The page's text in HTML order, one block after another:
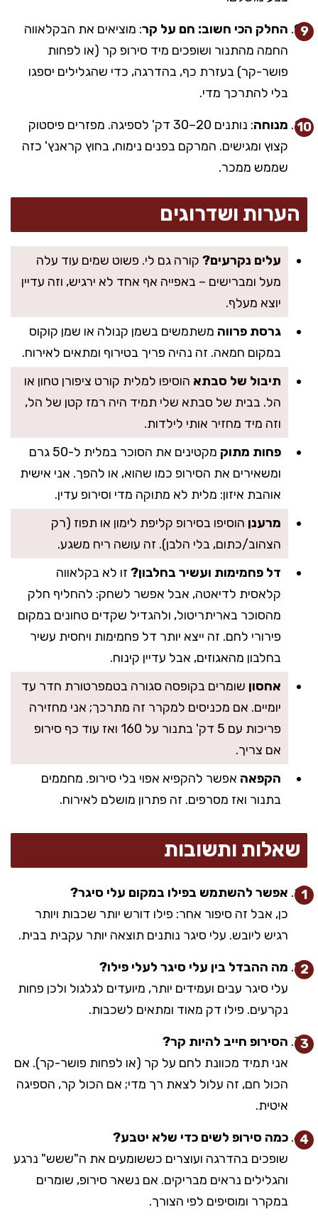
החלק הכי חשוב: חם על קר: מוציאים את הבקלאווה
החמה מהתנור ושופכים מיד סירופ קר (או לפחות
פושר-קר) בעזרת כף, בהדרגה, כדי שהגלילים יספגו
בלי להתרכך מדי.
מנוחה
: נותנים 20–30 דק' לספיגה. מפזרים פיסטוק
קצוץ ומגישים. המרקם בפנים נימוח, בחוץ קראנץ' כזה
שממש ממכר.
הערות ושדרוגים
עלים נקרעים? קורה גם לי. פשוט שמים עוד עלה
מעל ומברישים – באפייה אף אחד לא ירגיש, וזה עדיין
יוצא מעלף.
גרסת פרווה משתמשים בשמן קנולה או שמן קוקוס
במקום חמאה. זה נהיה פריך בטירוף ומתאים לאירוח.
תיבול של סבתא הוסיפו למלית קורט ציפורן טחון או
הל. בבית של סבתא שלי תמיד היה רמז קטן של הל,
וזה מיד מחזיר אותי לילדות.
פחות מתוק
מקטינים את הסוכר במלית ל-50 גרם
ומשאירים את הסירופ כמו שהוא, או להפך. אני אישית
אוהבת איזון: מלית לא מתוקה מדי וסירופ עדין.
מרענן הוסיפו בסירופ קליפת לימון או תפוז (רק
הצהוב/כתום, בלי הלבן). זה עושה ריח משגע.
דל פחמימות ועשיר בחלבון? זו לא בקלאווה
קלאסית לדיאטה, אבל אפשר לשחק: להחליף חלק
מהסוכר באריתריטול, ולהגדיל שקדים טחונים במקום
פירורי לחם. זה ייצא יותר דל פחמימות ויחסית עשיר
בחלבון מהאגוזים, אבל עדיין קינוח.
אחסון שומרים בקופסה סגורה בטמפרטורת חדר עד
יומיים. אם מכניסים למקרר זה מתרכך; אני מחזירה
פריכות עם 5 דק' בתנור על 160 ואז עוד כף סירופ
אם צריך.
הקפאה אפשר להקפיא אפוי בלי סירופ. מחממים
בתנור ואז מסרפים. זה פתרון מושלם לאירוח.
שאלות ותשובות
אפשר להשתמש בפילו במקום עלי סיגר?
כן, אבל זה סיפור אחר: פילו דורש יותר שכבות ויותר
רגיש ליובש. עלי סיגר נותנים תוצאה יותר עקבית בבית.
מה ההבדל בין עלי סיגר לעלי פילו?
עלי סיגר עבים ועמידים יותר, מיועדים לגלגול ולכן פחות
נקרעים. פילו דק מאוד ומתאים לשכבות.
הסירופ חייב להיות קר?
אני תמיד מכוונת לחם על קר (או לפחות פושר-קר). אם
הכול חם, זה עלול לצאת רך מדי; אם הכול קר, הספיגה
איטית.
כמה סירופ לשים כדי שלא יטבע?
שופכים בהדרגה ועוצרים כששומעים את ה"ששש" נרגע
והגלילים נראים מבריקים. אם נשאר סירופ, שומרים
במקרר ומוסיפים לפי הצורך.